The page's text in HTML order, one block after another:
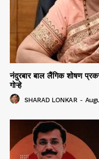
नंदुरबार बाल लैंगिक शोषण
गोऱ्हे
SHARAD LONKAR -